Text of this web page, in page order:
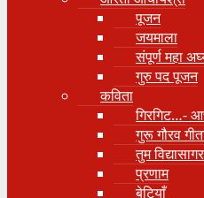
पूजन
जयमाला
संपूर्ण महा
गुरु पद पूजन
कविता
गिरगिट…-
गुरू गौरव
तुम
प्रणाम
बेटियाँ